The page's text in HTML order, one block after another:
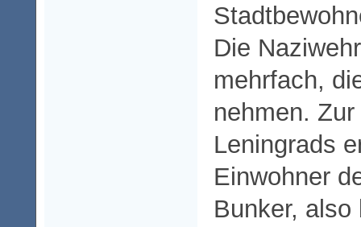
Die
mehrfach,
nehmen.
Leningrads
Einwohner
Bunker, also